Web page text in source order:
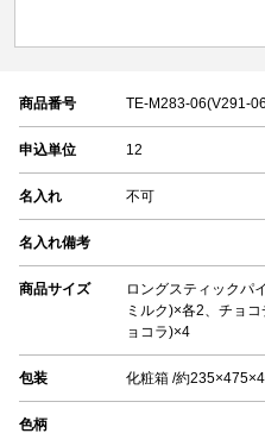
商品番号 TE-M283-06(V291-
申込単位 12
名入れ 不可
名入れ備考
商品サイズ
ロングスティックパ
ミルク)×各2、チョ
ョコラ)×4
包装 化粧箱 /約
色柄